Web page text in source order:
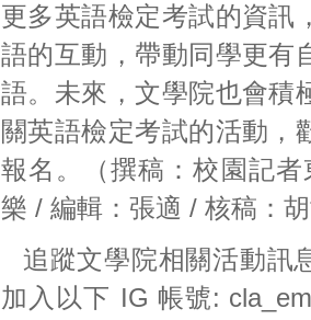
更多英語檢定考試的資訊
語的互動，帶動同學更有
語。未來，文學院也會積
關英語檢定考試的活動，
報名。（撰稿：校園記者
樂 / 編輯：張適 / 核稿：
追蹤文學院相關活動訊
加入以下 IG 帳號: